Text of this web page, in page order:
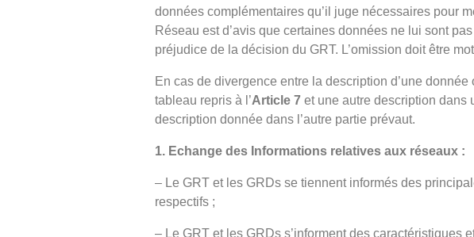
données complémentaires qu’il juge nécessaires pour
Réseau est d’avis que certaines données ne lui sont
préjudice de la décision du GRT. L’omission doit être
En cas de divergence entre la description d’une
tableau repris à l’‎Article 7 et une autre description dans
description donnée dans l’autre partie prévaut.
1. Echange des Informations relatives aux réseaux :
– Le GRT et les GRDs se tiennent informés des
respectifs ;
– Le GRT et les GRDs s’informent des caractéristiques